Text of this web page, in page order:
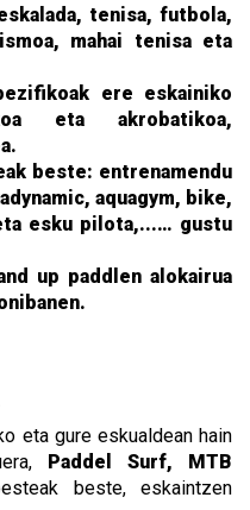
tenisa, futbola,
mahai tenisa eta
ere eskainiko
eta akrobatikoa,
beste: entrenamendu
aquagym, bike,
esku pilota,...… gustu
up paddlen alokairua
eta gure eskualdean hain
Paddel Surf, MTB
beste, eskaintzen